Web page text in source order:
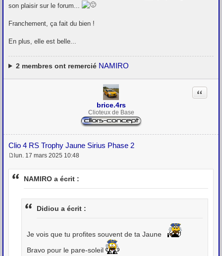
son plaisir sur le forum...
Franchement, ça fait du bien !
En plus, elle est belle...
2membres ont remercié NAMIRO
brice.4rs
Clioteux de Base
Clio 4 RS Trophy Jaune Sirius Phase 2
Citation
e
s
lun. 17 mars 2025 10:48
NAMIRO a écrit :
Didiou a écrit :
Je vois que tu profites souvent de ta Jaune
Bravo pour le pare-soleil